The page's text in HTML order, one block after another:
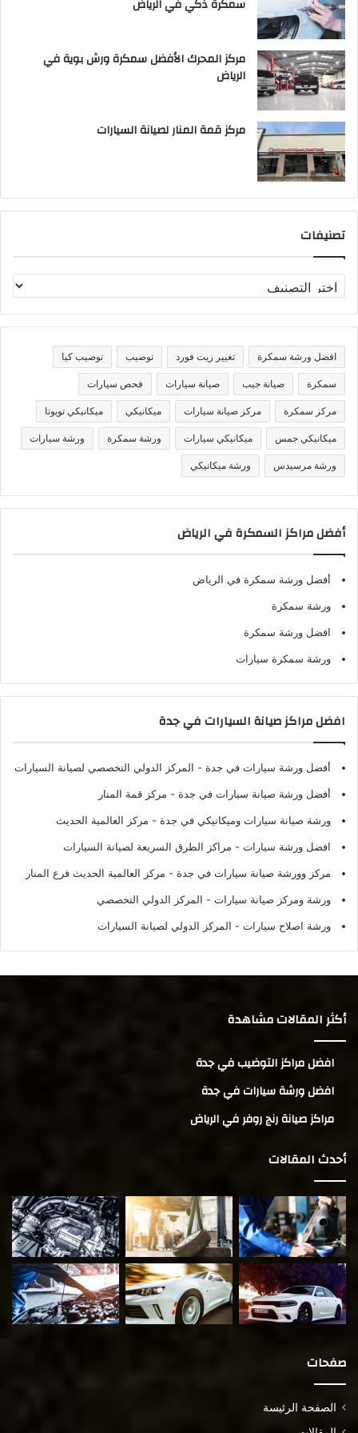
سمكرة ذكي في الرياض
مركز المحرك الأفضل سمكرة ورش بوية في
الرياض
مركز قمة المنار لصيانة السيارات
تصنيفات
ص
ن
ف
ا
افضل ورشة سمكرة تغيير زيت فورد توضيب توضيب كيا
سمكرة صيانة جيب صيانة سيارات فحص سيارات
مركز سمكرة مركز صيانة سيارات ميكانيكي ميكانيكي تويوتا
ميكانيكي جمس ميكانيكي سيارات ورشة سمكرة ورشة سيارات
ورشة مرسيدس ورشة ميكانيكي
أفضل مراكز السمكرة في الرياض
أفضل ورشة سمكرة في الرياض
ورشة سمكرة
افضل ورشة سمكرة
ورشة سمكرة سيارات
افضل مراكز صيانة السيارات في جدة
أفضل ورشة سيارات في جدة - المركز الدولي التخصصي لصيانة السيارات
أفضل ورشة صيانة سيارات في جدة - مركز قمة المنار
ورشة صيانة سيارات وميكانيكي في جدة - مركز العالمية الحديث
افضل ورشة سيارات - مراكز الطرق السريعة لصيانة السيارات
مركز وورشة صيانة سيارات في جدة - مركز العالمية الحديث فرع المنار
ورشة ومركز صيانة سيارات - المركز الدولي التخصصي
ورشة اصلاح سيارات - المركز الدولي لصيانة السيارات
أكثر المقالات مشاهدة
افضل مراكز التوضيب في جدة
افضل ورشة سيارات في جدة
مراكز صيانة رنج روفر في الرياض
أحدث المقالات
صفحات
الصفحة الرئيسة